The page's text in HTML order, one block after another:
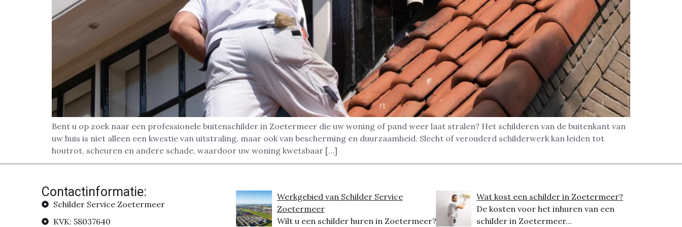
Bent u op zoek naar een professionele buitenschilder in Zoetermeer die uw woning of pand weer laat stralen? Het schilderen van de buitenkant van
uw huis is niet alleen een kwestie van uitstraling, maar ook van bescherming en duurzaamheid. Slecht of verouderd schilderwerk kan leiden tot
houtrot, scheuren en andere schade, waardoor uw woning kwetsbaar […]
Contactinformatie:
Schilder Service Zoetermeer
KVK: 58037640
Werkgebied van Schilder Service
Zoetermeer
Wilt u een schilder huren in Zoetermeer?
Wat kost een schilder in Zoetermeer?
De kosten voor het inhuren van een
schilder in Zoetermeer...